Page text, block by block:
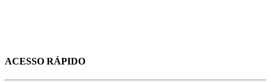
ACESSO RÁPIDO